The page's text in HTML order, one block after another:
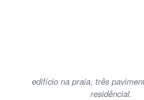
edifício na praia, três
residêncial.